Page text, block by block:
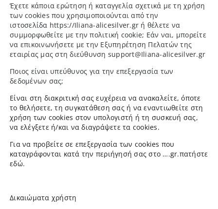
Έχετε κάποια ερώτηση ή καταγγελία σχετικά με τη χρήση
των cookies που χρησιμοποιούνται από την
ιστοσελίδα https://Iliana-alicesilver.gr ή θέλετε να
συμμορφωθείτε με την πολιτική cookie; Εάν ναι, μπορείτε
να επικοινωνήσετε με την Εξυπηρέτηση Πελατών της
εταιρίας μας στη διεύθυνση support@Iliana-alicesilver.gr
Ποιος είναι υπεύθυνος για την επεξεργασία των
δεδομένων σας;
Είναι στη διακριτική σας ευχέρεια να ανακαλείτε, όποτε
το θελήσετε, τη συγκατάθεση σας ή να εναντιωθείτε στη
χρήση των cookies στον υπολογιστή ή τη συσκευή σας,
να ελέγξετε ή/και να διαγράψετε τα cookies.
Για να προβείτε σε επεξεργασία των cookies που
καταγράφονται κατά την περιήγησή σας στο ….gr.πατήστε
εδώ.
Δικαιώματα χρήστη